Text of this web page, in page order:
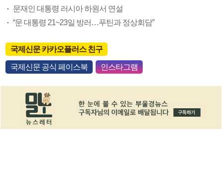
문재인 대통령 러시아 하원서 연설
“문 대통령 21~23일 방러…푸틴과 정상회담”
국제신문 카카오플러스 친구
국제신문 공식 페이스북 인스타그램